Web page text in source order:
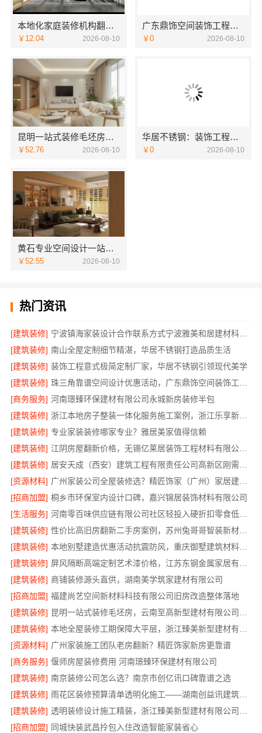
本地化家庭装修机构翻新，嘉兴绿色之家建材科技有限公司
￥12.04 2026-08-10
广东鼎饰空间装饰工程有限公司：深圳装修预算清单零增项承诺
￥0 2026-08-10
昆明一站式装修毛坯房认准云南至高新型建材有限公司
￥52.76 2026-08-10
华居不锈钢：装饰工程意式极简定制厂家
￥0 2026-08-10
黄石专业空间设计一站式百年米莱
￥52.55 2026-08-10
热门资讯
[建筑装修]
宁波镇海家装设计合作联系方式宁波雅美和居建材科技有限公司
[建筑装修] 南山全屋定制细节精湛，华居不锈钢打造品质生活
[建筑装修] 装饰工程意式极简定制厂家，华居不锈钢引领现代美学
[建筑装修]
[商务服务] 河南璟臻环保建材有限公司永城新房装修半包
[建筑装修]
浙江本地房子整装一体化服务施工案例，浙江乐享新材料有限公司省心托付
[建筑装修] 专业家装装修哪家专业？雅居美家值得信赖
[建筑装修]
江阴房屋翻新价格，无锡亿莱居装饰工程材料有限公司为您解答疑问
[建筑装修]
[资源材料]
广州家装公司全屋装修选？精匠饰家（广州）家居建材有限公司
[招商加盟] 桐乡市环保室内设计口碑，嘉兴锦居装饰材料有限公司
[生活服务]
河南零百味供应链有限公司社区轻投入硬折扣零食低风险经营
[建筑装修]
性价比高旧房翻新二手房案例，苏州兔哥哥智装新材料有限公司专业改造
[建筑装修]
本地别墅建造优惠活动抗震防风，重庆御墅建筑材料有限公司让利酬宾
[建筑装修]
[建筑装修] 商铺装修源头直供，湖南美学筑家建材有限公司
[招商加盟] 福建尚艺空间新材料科技有限公司旧房改造整体落地
[建筑装修]
[建筑装修]
[资源材料] 广州家装施工团队老房翻新？精匠饰家新房更靠谱
[商务服务] 偃师房屋装修费用 河南璟臻环保建材有限公司
[建筑装修] 南京装修公司怎么选？南京市创亿讯口碑靠谱之选
[建筑装修]
雨花区装修预算清单透明化施工——湖南创益讯建筑有限公司
[建筑装修]
[招商加盟] 同城快装武昌拎包入住改造智能家装省心